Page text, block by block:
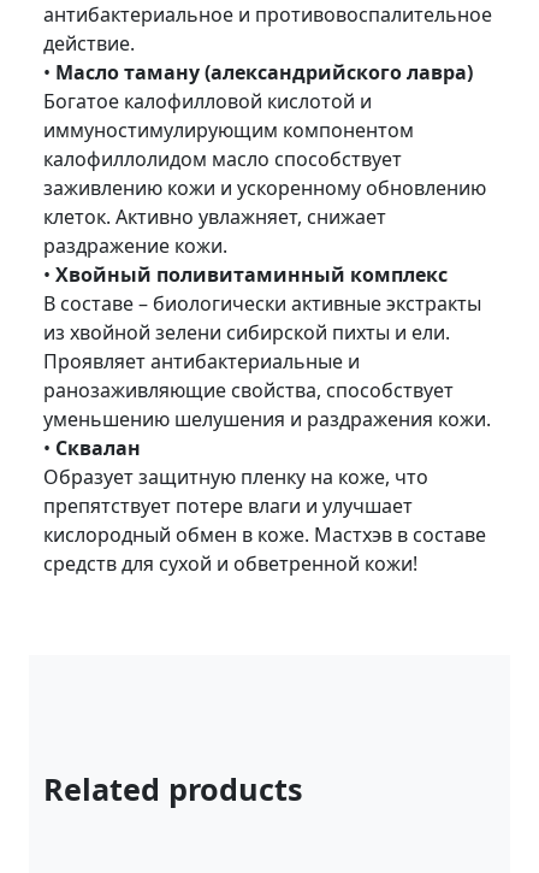
антибактериальное и противовоспалительное
действие.
• Масло таману (александрийского лавра)
Богатое калофилловой кислотой и
иммуностимулирующим компонентом
калофиллолидом масло способствует
заживлению кожи и ускоренному обновлению
клеток. Активно увлажняет, снижает
раздражение кожи.
• Хвойный поливитаминный комплекс
В составе – биологически активные экстракты
из хвойной зелени сибирской пихты и ели.
Проявляет антибактериальные и
ранозаживляющие свойства, способствует
уменьшению шелушения и раздражения кожи.
• Сквалан
Образует защитную пленку на коже, что
препятствует потере влаги и улучшает
кислородный обмен в коже. Мастхэв в составе
средств для сухой и обветренной кожи!
Related products